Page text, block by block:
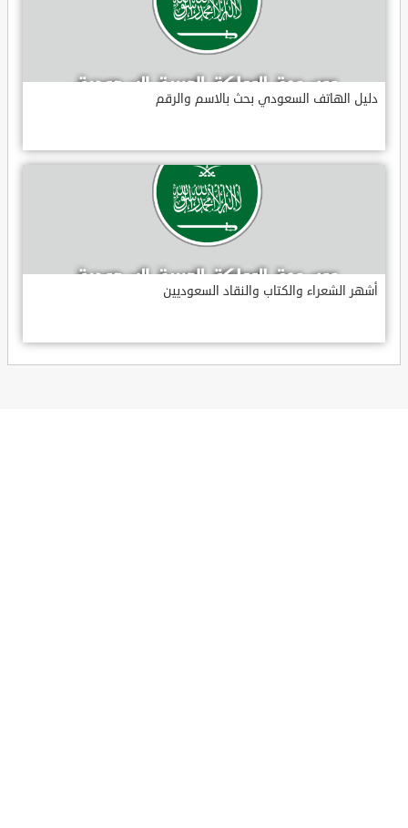
دليل الهاتف السعودي بحث بالاسم والرقم
أشهر الشعراء والكتاب والنقاد السعوديين